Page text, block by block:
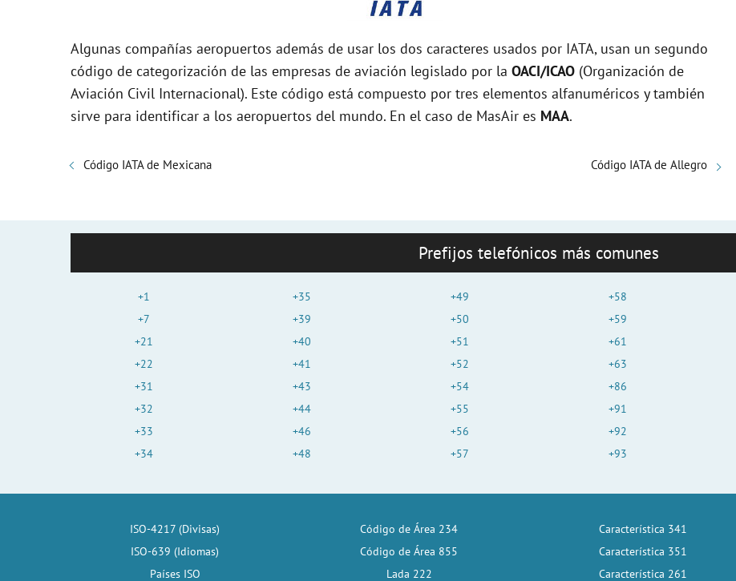
d
e
Algunas compañías aeropuertos además de usar los dos caracteres usados por IATA, usan un segundo
código de categorización de las empresas de aviación legislado por la OACI/ICAO (Organización de
Aviación Civil Internacional). Este código está compuesto por tres elementos alfanuméricos y también
sirve para identificar a los aeropuertos del mundo. En el caso de MasAir es MAA.
Código IATA de Mexicana Código IATA de Allegro
Prefijos telefónicos más comunes
+1
+7
+21
+22
+31
+32
+33
+34
+35
+39
+40
+41
+43
+44
+46
+48
+49
+50
+51
+52
+54
+55
+56
+57
+58
+59
+61
+63
+86
+91
+92
+93
ISO-4217 (Divisas)
ISO-639 (Idiomas)
Países ISO
Código de Área 234
Código de Área 855
Lada 222
Característica 341
Característica 351
Característica 261